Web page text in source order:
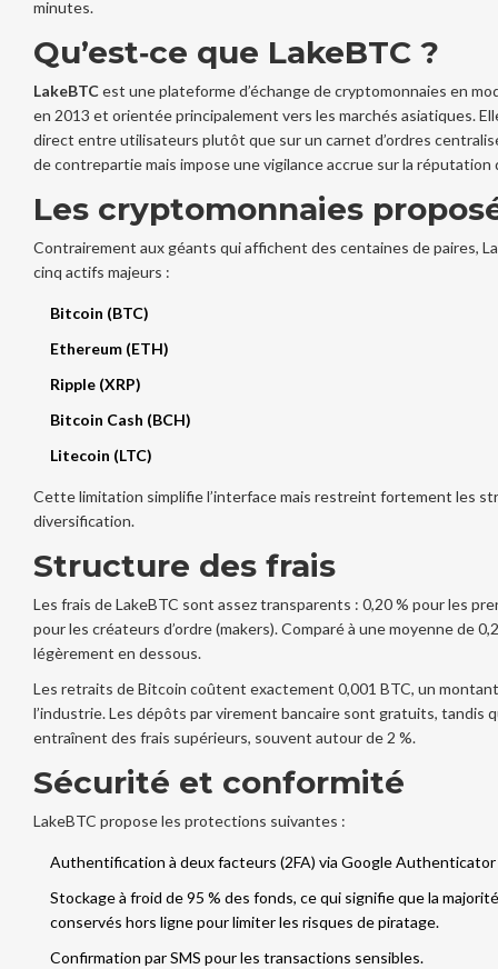
minutes.
Qu’est‑ce que LakeBTC ?
LakeBTCest une plateforme d’échange decryptomonnaies en
en 2013 et orientée principalement vers les marchés asiatiques.
direct entre utilisateurs plutôt que sur un carnet d’ordres
de contrepartie mais impose une vigilance accrue sur la
Les cryptomonnaies
Contrairement aux géants qui affichent des centaines de paires,
cinq actifs majeurs :
Bitcoin (BTC)
Ethereum (ETH)
Ripple (XRP)
Bitcoin Cash (BCH)
Litecoin (LTC)
Cette limitation simplifie l’interface mais restreint fortement les
diversification.
Structure des frais
Les frais de LakeBTC sont assez transparents : 0,20 % pour les
pour les créateurs d’ordre (makers). Comparé à une moyenne de
légèrement en dessous.
Les retraits de Bitcoin coûtent exactement 0,001 BTC, un
l’industrie. Les dépôts par virement bancaire sont gratuits, tandis
entraînent des frais supérieurs, souvent autour de 2 %.
Sécurité et conformité
LakeBTC propose les protections suivantes :
Authentification à deux facteurs (2FA) via Google Authenticator
Stockage à froid de 95 % des fonds, ce qui signifie que la
conservés hors ligne pour limiter les risques de piratage.
Confirmation par SMS pour les transactions sensibles.